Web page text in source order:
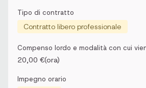
Tipo di contratto
Contratto libero professionale
Compenso lordo e modalità con cui
20,00 €(ora)
Impegno orario